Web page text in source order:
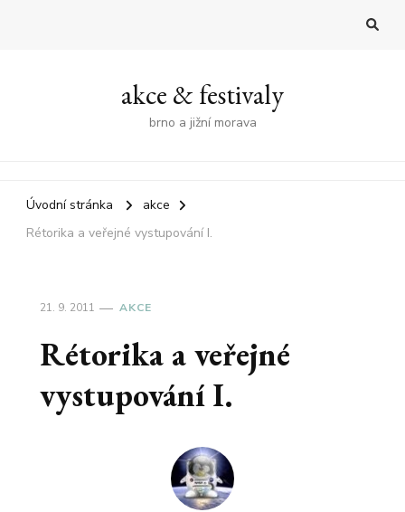
akce & festivaly
brno a jižní morava
Úvodní stránka
akce
Rétorika a veřejné vystupování I.
21. 9. 2011 AKCE
Rétorika a veřejné
vystupování I.